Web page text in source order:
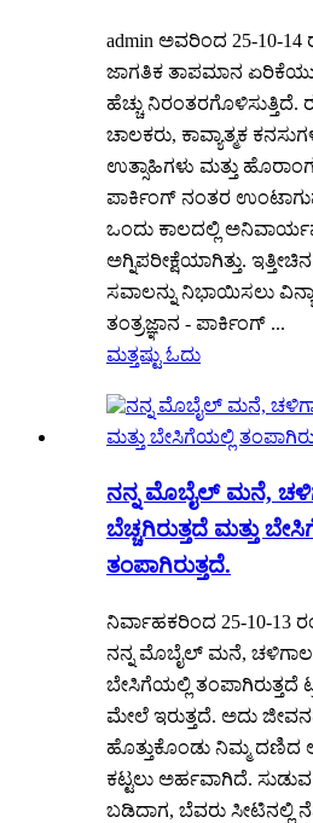
admin ಅವರಿಂದ 25-10-14
ಜಾಗತಿಕ ತಾಪಮಾನ ಏರಿಕೆಯು
ಹೆಚ್ಚು ನಿರಂತರಗೊಳಿಸುತ್ತಿದೆ.
ಚಾಲಕರು, ಕಾವ್ಯಾತ್ಮಕ
ಉತ್ಸಾಹಿಗಳು ಮತ್ತು
ಪಾರ್ಕಿಂಗ್ ನಂತರ
ಒಂದು ಕಾಲದಲ್ಲಿ
ಅಗ್ನಿಪರೀಕ್ಷೆಯಾಗಿತ್ತು.
ಸವಾಲನ್ನು ನಿಭಾಯಿಸಲು
ತಂತ್ರಜ್ಞಾನ - ಪಾರ್ಕಿಂಗ್ ...
ಮತ್ತಷ್ಟು ಓದು
ನನ್ನ ಮೊಬೈಲ್ ಮನೆ,
ಬೆಚ್ಚಗಿರುತ್ತದೆ ಮತ್ತು
ತಂಪಾಗಿರುತ್ತದೆ.
ನಿರ್ವಾಹಕರಿಂದ 25-10-13
ನನ್ನ ಮೊಬೈಲ್ ಮನೆ,
ಬೇಸಿಗೆಯಲ್ಲಿ ತಂಪಾಗಿರುತ್ತದೆ
ಮೇಲೆ ಇರುತ್ತದೆ. ಅದು
ಹೊತ್ತುಕೊಂಡು ನಿಮ್ಮ ದಣಿದ
ಕಟ್ಟಲು ಅರ್ಹವಾಗಿದೆ.
ಬಡಿದಾಗ, ಬೆವರು ಸೀಟಿನಲ್ಲಿ